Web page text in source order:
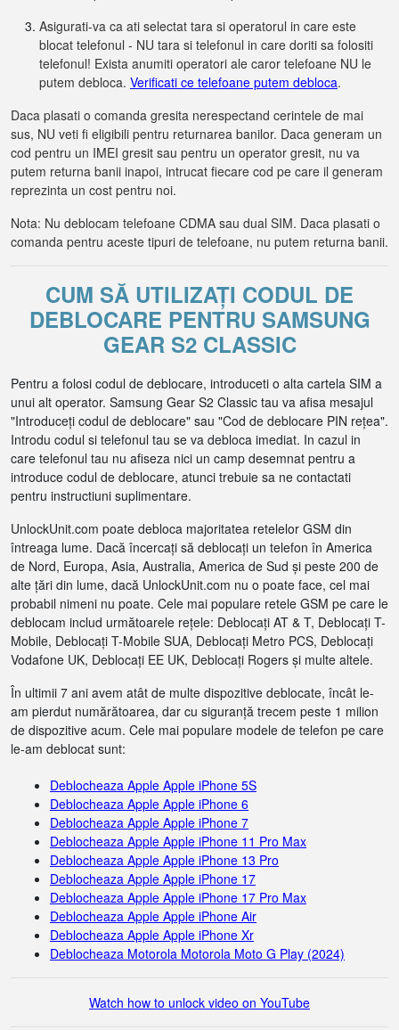
Asigurati-va ca ati selectat tara si operatorul in care este
blocat telefonul - NU tara si telefonul in care doriti sa folositi
telefonul! Exista anumiti operatori ale caror telefoane NU le
putem debloca. Verificati ce telefoane putem debloca.
Daca plasati o comanda gresita nerespectand cerintele de mai
sus, NU veti fi eligibili pentru returnarea banilor. Daca generam un
cod pentru un IMEI gresit sau pentru un operator gresit, nu va
putem returna banii inapoi, intrucat fiecare cod pe care il generam
reprezinta un cost pentru noi.
Nota: Nu deblocam telefoane CDMA sau dual SIM. Daca plasati o
comanda pentru aceste tipuri de telefoane, nu putem returna banii.
CUM SĂ UTILIZAȚI CODUL DE
DEBLOCARE PENTRU SAMSUNG
GEAR S2 CLASSIC
Pentru a folosi codul de deblocare, introduceti o alta cartela SIM a
unui alt operator. Samsung Gear S2 Classic tau va afisa mesajul
"Introduceți codul de deblocare" sau "Cod de deblocare PIN rețea".
Introdu codul si telefonul tau se va debloca imediat. In cazul in
care telefonul tau nu afiseza nici un camp desemnat pentru a
introduce codul de deblocare, atunci trebuie sa ne contactati
pentru instructiuni suplimentare.
UnlockUnit.com poate debloca majoritatea retelelor GSM din
întreaga lume. Dacă încercați să deblocați un telefon în America
de Nord, Europa, Asia, Australia, America de Sud și peste 200 de
alte țări din lume, dacă UnlockUnit.com nu o poate face, cel mai
probabil nimeni nu poate. Cele mai populare retele GSM pe care le
deblocam includ următoarele rețele: Deblocați AT & T, Deblocați T-
Mobile, Deblocați T-Mobile SUA, Deblocați Metro PCS, Deblocați
Vodafone UK, Deblocați EE UK, Deblocați Rogers și multe altele.
În ultimii 7 ani avem atât de multe dispozitive deblocate, încât le-
am pierdut numărătoarea, dar cu siguranță trecem peste 1 milion
de dispozitive acum. Cele mai populare modele de telefon pe care
le-am deblocat sunt:
Deblocheaza Apple Apple iPhone 5S
Deblocheaza Apple Apple iPhone 6
Deblocheaza Apple Apple iPhone 7
Deblocheaza Apple Apple iPhone 11 Pro Max
Deblocheaza Apple Apple iPhone 13 Pro
Deblocheaza Apple Apple iPhone 17
Deblocheaza Apple Apple iPhone 17 Pro Max
Deblocheaza Apple Apple iPhone Air
Deblocheaza Apple Apple iPhone Xr
Deblocheaza Motorola Motorola Moto G Play (2024)
Watch how to unlock video on YouTube